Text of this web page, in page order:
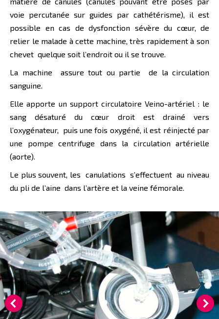
voie percutanée sur guides par cathétérisme), il est
possible en cas de dysfonction sévère du cœur, de
relier le malade à cette machine, très rapidement à son
chevet quelque soit l’endroit ou il se trouve.
La machine assure tout ou partie de la circulation
sanguine.
Elle apporte un support circulatoire Veino-artériel : le
sang désaturé du cœur droit est drainé vers
l’oxygénateur, puis une fois oxygéné, il est réinjecté par
une pompe centrifuge dans la circulation artérielle
(aorte).
Le plus souvent, les canulations s’effectuent au niveau
du pli de l’aine dans l’artère et la veine fémorale.